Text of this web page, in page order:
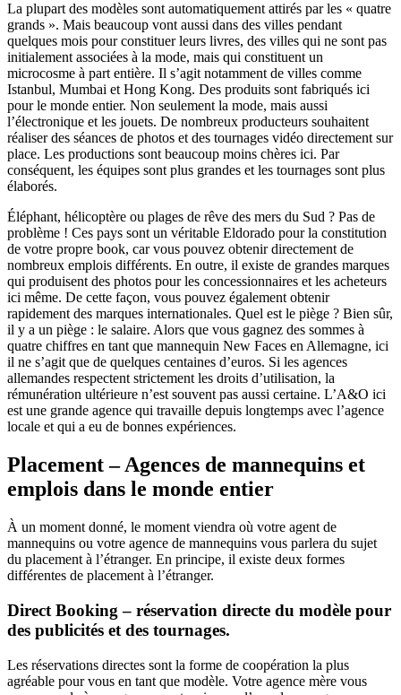
La plupart des modèles sont automatiquement attirés par les « quatre
grands ». Mais beaucoup vont aussi dans des villes pendant
quelques mois pour constituer leurs livres, des villes qui ne sont pas
initialement associées à la mode, mais qui constituent un
microcosme à part entière. Il s’agit notamment de villes comme
Istanbul, Mumbai et Hong Kong. Des produits sont fabriqués ici
pour le monde entier. Non seulement la mode, mais aussi
l’électronique et les jouets. De nombreux producteurs souhaitent
réaliser des séances de photos et des tournages vidéo directement sur
place. Les productions sont beaucoup moins chères ici. Par
conséquent, les équipes sont plus grandes et les tournages sont plus
élaborés.
Éléphant, hélicoptère ou plages de rêve des mers du Sud ? Pas de
problème ! Ces pays sont un véritable Eldorado pour la constitution
de votre propre book, car vous pouvez obtenir directement de
nombreux emplois différents. En outre, il existe de grandes marques
qui produisent des photos pour les concessionnaires et les acheteurs
ici même. De cette façon, vous pouvez également obtenir
rapidement des marques internationales. Quel est le piège ? Bien sûr,
il y a un piège : le salaire. Alors que vous gagnez des sommes à
quatre chiffres en tant que mannequin New Faces en Allemagne, ici
il ne s’agit que de quelques centaines d’euros. Si les agences
allemandes respectent strictement les droits d’utilisation, la
rémunération ultérieure n’est souvent pas aussi certaine. L’A&O ici
est une grande agence qui travaille depuis longtemps avec l’agence
locale et qui a eu de bonnes expériences.
Placement – Agences de mannequins et
emplois dans le monde entier
À un moment donné, le moment viendra où votre agent de
mannequins ou votre agence de mannequins vous parlera du sujet
du placement à l’étranger. En principe, il existe deux formes
différentes de placement à l’étranger.
Direct Booking – réservation directe du modèle pour
des publicités et des tournages.
Les réservations directes sont la forme de coopération la plus
agréable pour vous en tant que modèle. Votre agence mère vous